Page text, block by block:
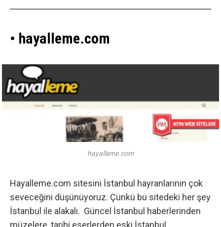
• hayalleme.com
hayalleme.com
Hayalleme.com sitesini İstanbul hayranlarının çok
seveceğini düşünüyoruz. Çünkü bu sitedeki her şey
İstanbul ile alakalı. Güncel İstanbul haberlerinden
müzelere, tarihi eserlerden eski İstanbul